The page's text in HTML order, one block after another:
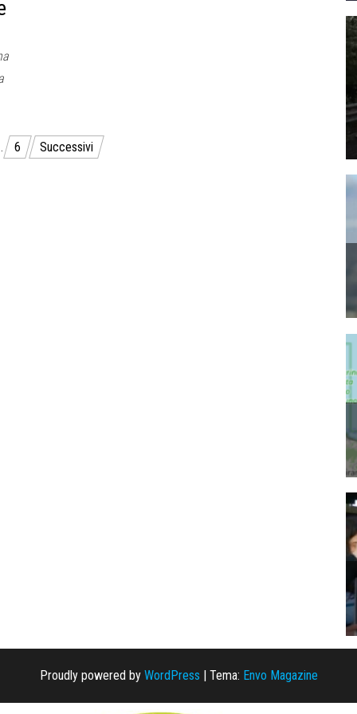
6 Successivi
Proudly powered by WordPress | Tema: Envo Magazine